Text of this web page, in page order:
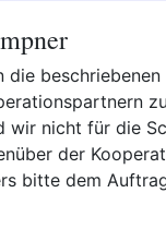
beschriebenen
wir nicht für die
der
bitte dem